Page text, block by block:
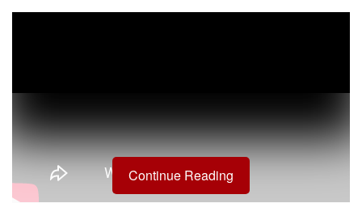
Continue Reading